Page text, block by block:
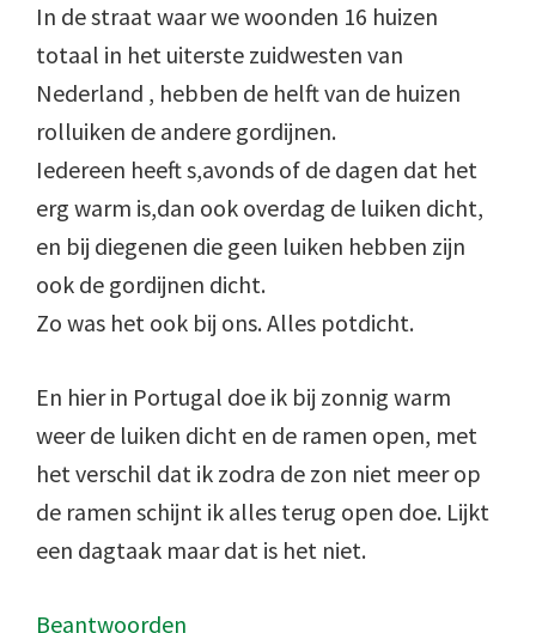
In de straat waar we woonden 16 huizen
totaal in het uiterste zuidwesten van
Nederland , hebben de helft van de huizen
rolluiken de andere gordijnen.
Iedereen heeft s,avonds of de dagen dat het
erg warm is,dan ook overdag de luiken dicht,
en bij diegenen die geen luiken hebben zijn
ook de gordijnen dicht.
Zo was het ook bij ons. Alles potdicht.
En hier in Portugal doe ik bij zonnig warm
weer de luiken dicht en de ramen open, met
het verschil dat ik zodra de zon niet meer op
de ramen schijnt ik alles terug open doe. Lijkt
een dagtaak maar dat is het niet.
Beantwoorden